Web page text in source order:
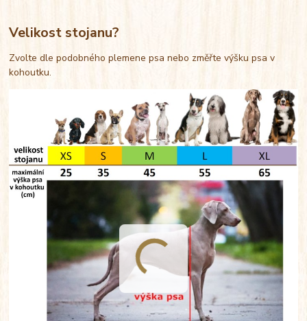
Velikost stojanu?
Zvolte dle podobného plemene psa nebo změřte výšku psa v
kohoutku.